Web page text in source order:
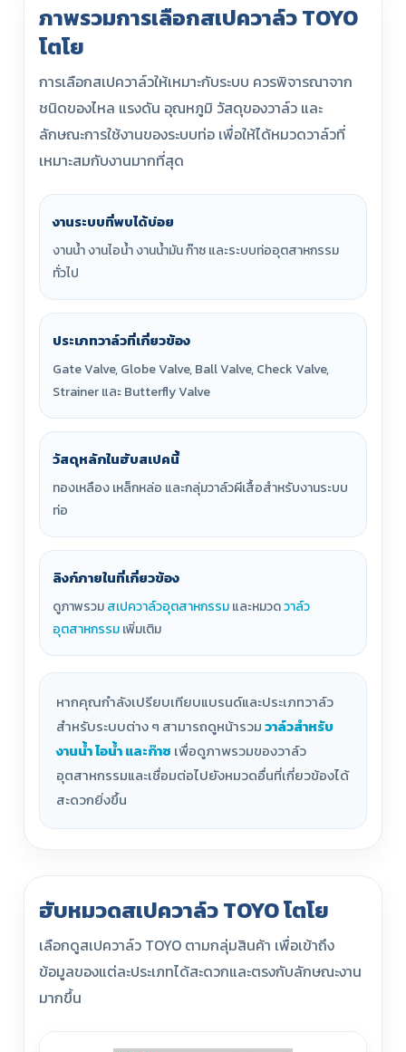
ภาพรวมการเลือกสเปควาล์ว TOYO
โตโย
การเลือกสเปควาล์วให้เหมาะกับระบบ ควรพิจารณาจาก
ชนิดของไหล แรงดัน อุณหภูมิ วัสดุของวาล์ว และ
ลักษณะการใช้งานของระบบท่อ เพื่อให้ได้หมวดวาล์วที่
เหมาะสมกับงานมากที่สุด
งานระบบที่พบได้บ่อย
งานน้ำ งานไอน้ำ งานน้ำมัน ก๊าซ และระบบท่ออุตสาหกรรม
ทั่วไป
ประเภทวาล์วที่เกี่ยวข้อง
Gate Valve, Globe Valve, Ball Valve, Check Valve,
Strainer และ Butterfly Valve
วัสดุหลักในฮับสเปคนี้
ทองเหลือง เหล็กหล่อ และกลุ่มวาล์วผีเสื้อสำหรับงานระบบ
ท่อ
ลิงก์ภายในที่เกี่ยวข้อง
ดูภาพรวมสเปควาล์วอุตสาหกรรมและหมวดวาล์ว
อุตสาหกรรมเพิ่มเติม
หากคุณกำลังเปรียบเทียบแบรนด์และประเภทวาล์ว
สำหรับระบบต่าง ๆ สามารถดูหน้ารวมวาล์วสำหรับ
งานน้ำ ไอน้ำ และก๊าซ เพื่อดูภาพรวมของวาล์ว
อุตสาหกรรมและเชื่อมต่อไปยังหมวดอื่นที่เกี่ยวข้องได้
สะดวกยิ่งขึ้น
ฮับหมวดสเปควาล์ว TOYO โตโย
เลือกดูสเปควาล์ว TOYO ตามกลุ่มสินค้า เพื่อเข้าถึง
ข้อมูลของแต่ละประเภทได้สะดวกและตรงกับลักษณะงาน
มากขึ้น